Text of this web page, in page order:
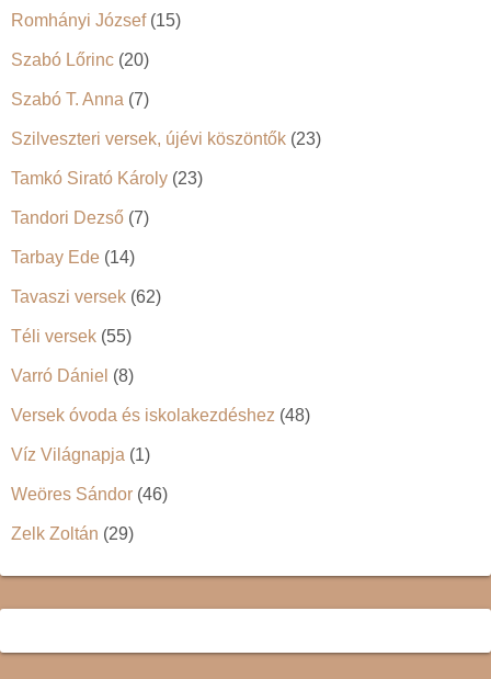
Romhányi József(15)
Szabó Lőrinc (20)
Szabó T. Anna (7)
Szilveszteri versek, újévi köszöntők (23)
Tamkó Sirató Károly (23)
Tandori Dezső (7)
Tarbay Ede (14)
Tavaszi versek (62)
Téli versek (55)
Varró Dániel (8)
Versek óvoda és iskolakezdéshez (48)
Víz Világnapja (1)
Weöres Sándor (46)
Zelk Zoltán (29)